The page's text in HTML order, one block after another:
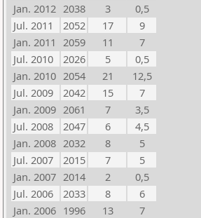
Jan. 2012 2038 3
0,5
Jul. 2011
2052 17
9
Jan. 2011 2059 11
7
Jul. 2010
2026 5
0,5
Jan. 2010 2054 21
12,5
Jul. 2009
2042 15
7
Jan. 2009 2061 7
3,5
Jul. 2008
2047 6
4,5
Jan. 2008 2032 8
5
Jul. 2007
2015 7
5
Jan. 2007 2014 2
0,5
Jul. 2006
2033 8
6
Jan. 2006 1996 13
7